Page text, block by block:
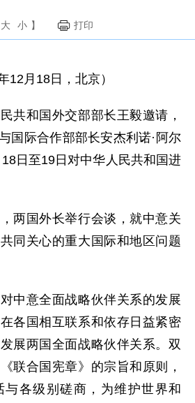
大 小 】 打印
12月18日，北京）
和国外交部部长王毅邀请，
国际合作部部长安杰利诺·阿尔
日至19日对中华人民共和国进
国外长举行会谈，就中意关
同关心的重大国际和地区问题
意全面战略伙伴关系的发展
各国相互联系和依存日益紧密
展两国全面战略伙伴关系。双
联合国宪章》的宗旨和原则，
与各级别磋商，为维护世界和